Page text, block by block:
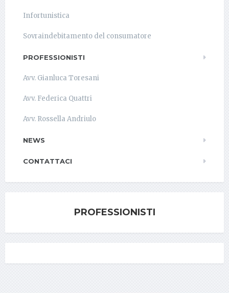
Infortunistica
Sovraindebitamento del consumatore
PROFESSIONISTI
Avv. Gianluca Toresani
Avv. Federica Quattri
Avv. Rossella Andriulo
NEWS
CONTATTACI
PROFESSIONISTI